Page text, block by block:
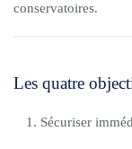
conservatoires.
Les quatre
Sécuriser